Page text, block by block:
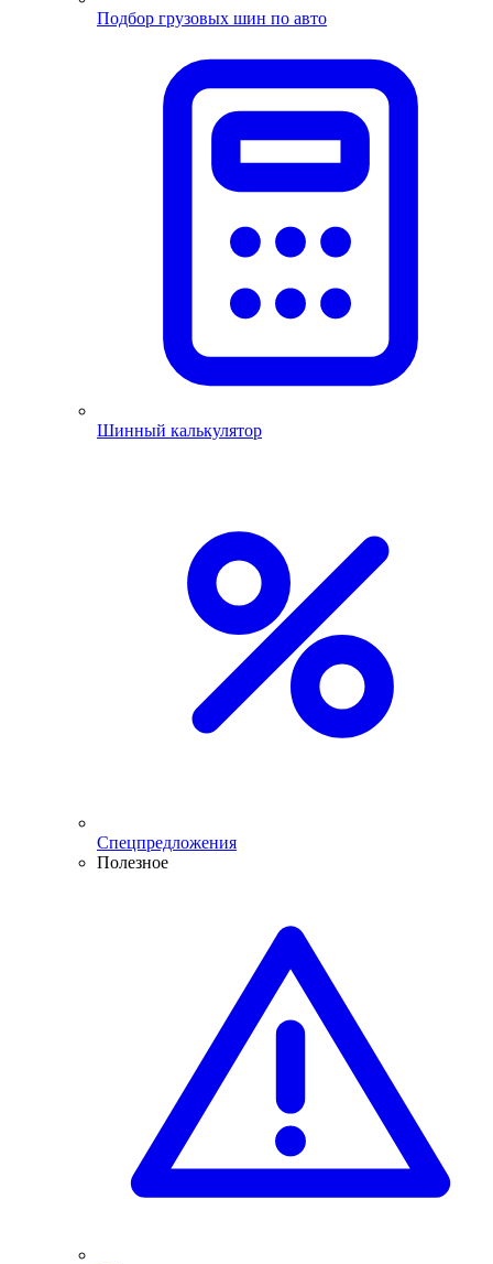
Подбор грузовых шин по авто
Шинный калькулятор
Спецпредложения
Полезное